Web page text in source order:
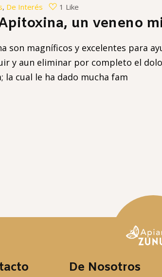
, De Interés 1 Like
un veneno
son magníficos y excelentes para
y aun eliminar por completo el
la cual le ha dado mucha fam
De Nosotros